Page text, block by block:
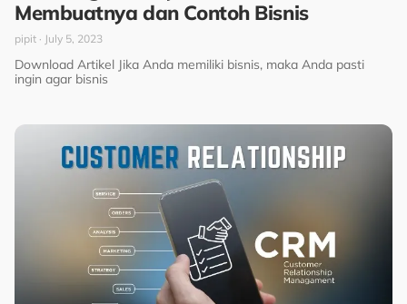
Membuatnya dan Contoh Bisnis
pipit July 5, 2023
Download Artikel Jika Anda memiliki bisnis, maka Anda pasti
ingin agar bisnis